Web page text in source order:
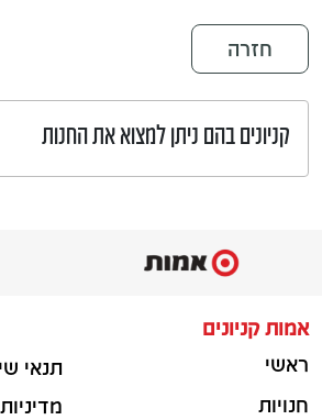
חזרה
קניונים בהם ניתן למצוא את החנות
אמות קניונים
ראשי
חנויות
תנאי